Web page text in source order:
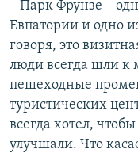
– Парк Фрунзе –
Евпатории и одно
говоря, это
люди всегда шли к
пешеходные
туристических
всегда хотел,
улучшали. Что